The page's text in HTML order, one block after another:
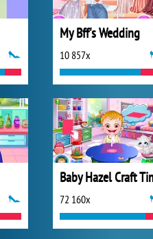
My Bff's Wedding
10 857x
Baby Hazel Craft
72 160x